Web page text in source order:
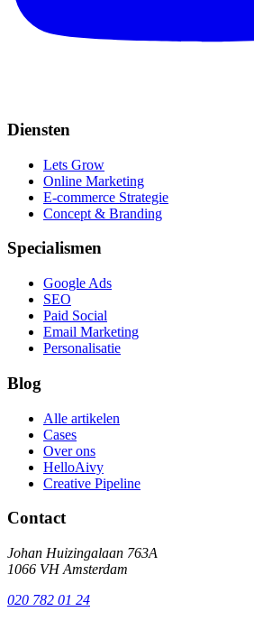
Diensten
Lets Grow
Online Marketing
E-commerce Strategie
Concept & Branding
Specialismen
Google Ads
SEO
Paid Social
Email Marketing
Personalisatie
Blog
Alle artikelen
Cases
Over ons
HelloAivy
Creative Pipeline
Contact
Johan Huizingalaan 763A
1066 VH Amsterdam
020 782 01 24